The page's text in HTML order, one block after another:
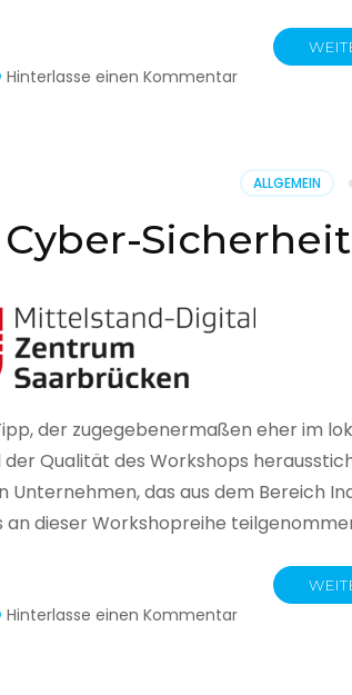
Hinterlasse einen Kommentarzu
heute
seinen
zur
in
Deutschland
ALLGEMEIN
Cyber-
der zugegebenermaßen eher im
Qualität des Workshops
Unternehmen, das aus dem Bereich
an dieser Workshopreihe
Hinterlasse einen Kommentarzu